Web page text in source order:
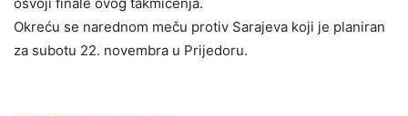
osvoji finale ovog takmičenja.
Okreću se narednom meču protiv Sarajeva koji je planiran
za subotu 22. novembra u Prijedoru.